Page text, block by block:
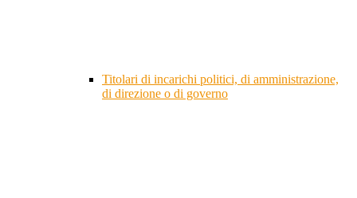
Titolari di incarichi politici, di amministrazione,
di direzione o di governo